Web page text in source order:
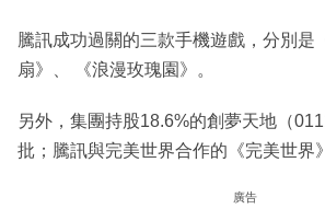
騰訊成功過關的三款手機遊戲，分別是
扇》、 《浪漫玫瑰園》。
另外，集團持股18.6%的創夢天地（
批；騰訊與完美世界合作的《完美世界
廣告